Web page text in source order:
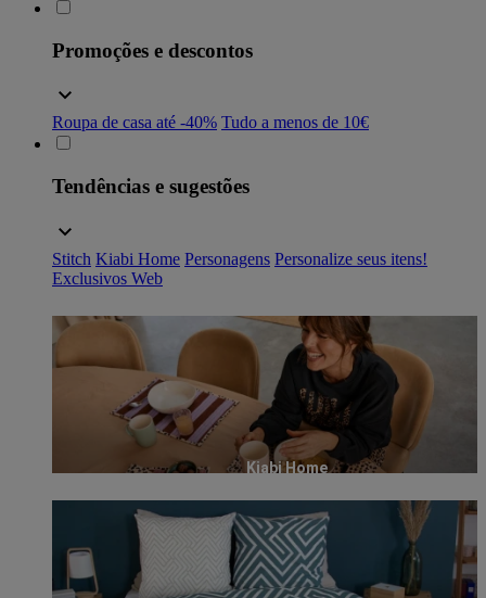
Promoções e descontos
Roupa de casa até -40% Tudo a menos de 10€
Tendências e sugestões
Stitch Kiabi Home Personagens Personalize seus itens!
Exclusivos Web
Kiabi Home